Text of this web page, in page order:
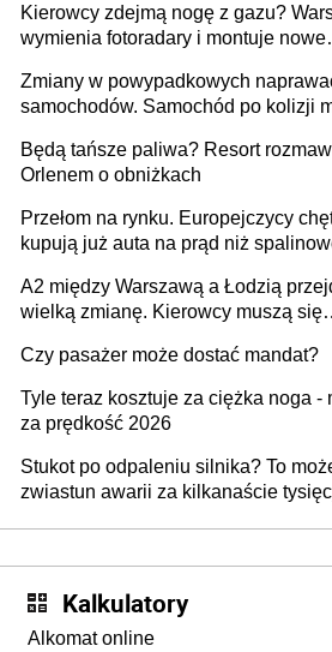
Kierowcy zdejmą nogę z gazu?
wymienia fotoradary i montuje nowe
Zmiany w powypadkowych
samochodów. Samochód po kolizji
technologią producenta
Będą tańsze paliwa? Resort
Orlenem o obniżkach
Przełom na rynku. Europejczycy
kupują już auta na prąd niż
A2 między Warszawą a Łodzią
wielką zmianę. Kierowcy muszą się
Czy pasażer może dostać mandat?
Tyle teraz kosztuje za ciężka noga -
za prędkość 2026
Stukot po odpaleniu silnika? To
zwiastun awarii za kilkanaście
Kalkulatory
Alkomat online